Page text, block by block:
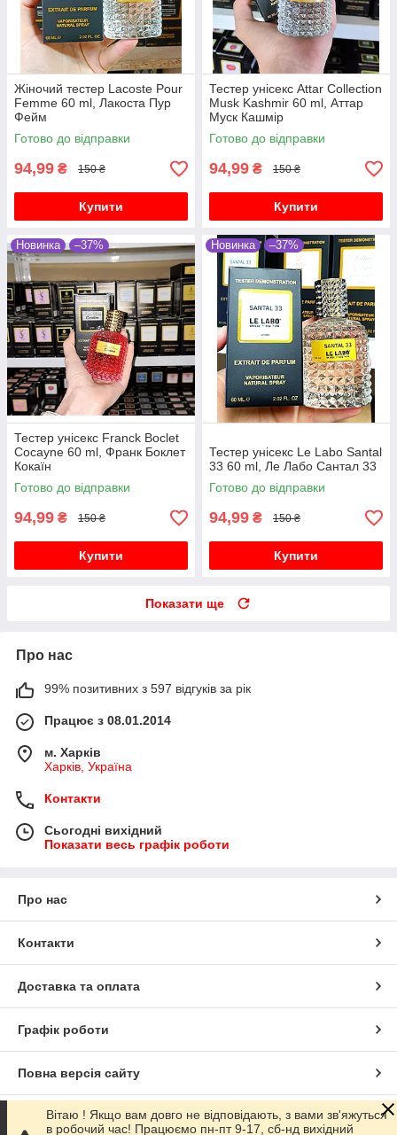
Жіночий тестер Lacoste Pour
Femme 60 ml, Лакоста Пур
Фейм
Готово до відправки
94,99 ₴ 150 ₴
Купити
Тестер унісекс Attar Collection
Musk Kashmir 60 ml, Аттар
Муск Кашмір
Готово до відправки
94,99 ₴ 150 ₴
Купити
Новинка –37%
Тестер унісекс Franck Boclet
Cocayne 60 ml, Франк Боклет
Кокаїн
Готово до відправки
94,99 ₴ 150 ₴
Купити
Новинка –37%
Тестер унісекс Le Labo Santal
33 60 ml, Ле Лабо Сантал 33
Готово до відправки
94,99 ₴ 150 ₴
Купити
Показати ще
Про нас
99% позитивних з 597 відгуків за рік
Працює з 08.01.2014
м. Харків
Харків, Україна
Контакти
Сьогодні вихідний
Показати весь графік роботи
Про нас
Контакти
Доставка та оплата
Графік роботи
Повна версія сайту
Сайт створено на маркетплейсіProm.ua
Вітаю ! Якщо вам довго не відповідають, з вами зв'яжуться
в робочий час! Працюємо пн-пт 9-17, сб-нд вихідний